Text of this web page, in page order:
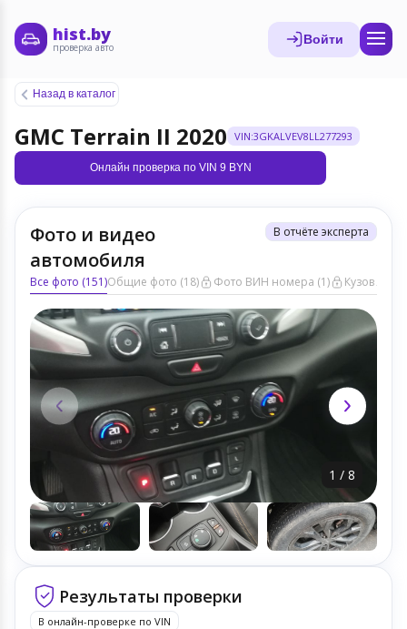
hist.by
проверка авто
Войти
Назад в каталог
GMC Terrain II 2020 VIN:3GKALVEV8LL277293
Онлайн проверка по VIN 9 BYN
Фото и видео
автомобиля
В отчёте эксперта
Все фото (151)Общие фото (18) Фото ВИН номера (1) Кузов ЛКП
1 / 8
Результаты проверки
В онлайн-проверке по VIN